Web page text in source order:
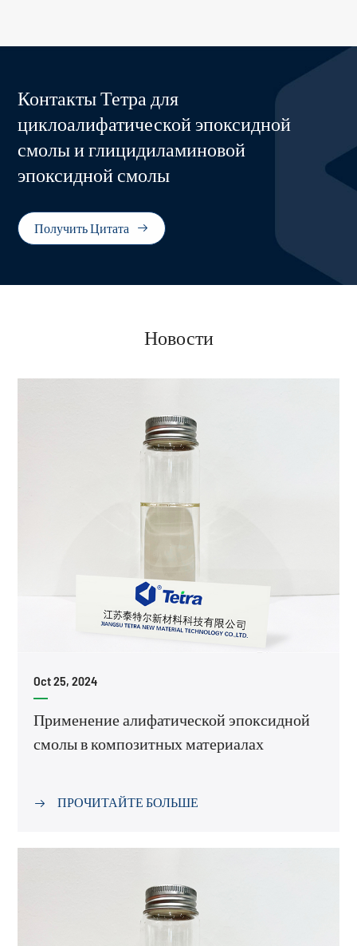
Контакты Тетра для
циклоалифатической эпоксидной
смолы и глицидиламиновой
эпоксидной смолы
Получить Цитата 
Новости
Oct 25, 2024
Применение алифатической эпоксидной
смолы в композитных материалах
 ПРОЧИТАЙТЕ БОЛЬШЕ